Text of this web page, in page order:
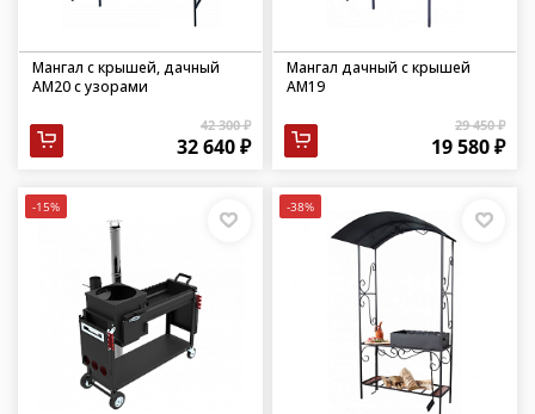
Мангал с крышей, дачный
АМ20 с узорами
42 300 ₽
32 640 ₽
Мангал дачный с крышей
АМ19
29 450 ₽
19 580 ₽
-15% -38%